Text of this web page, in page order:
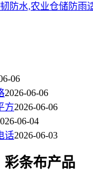
防水,农业仓储防雨
06
2026-06-06
方2026-06-06
06-04
话2026-06-03
彩条布产品